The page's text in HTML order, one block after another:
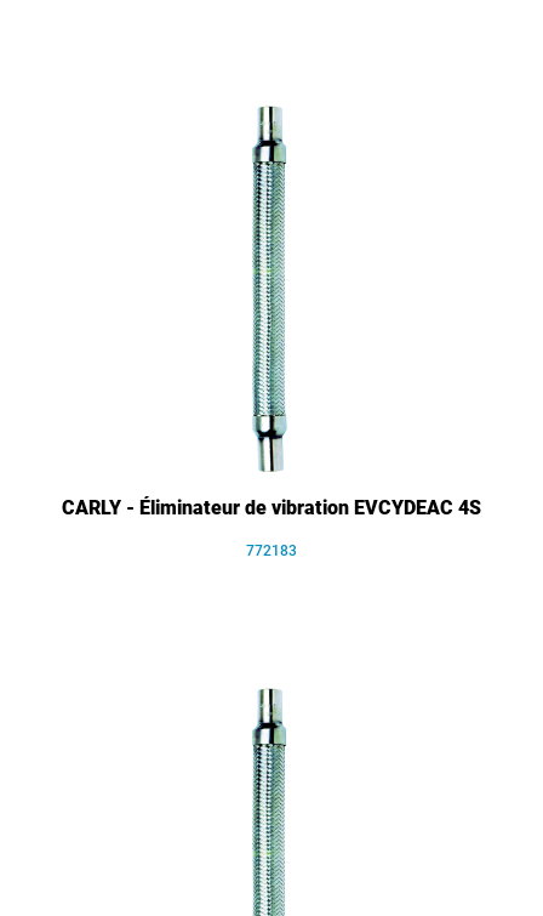
CARLY - Éliminateur de vibration EVCYDEAC 4S
772183